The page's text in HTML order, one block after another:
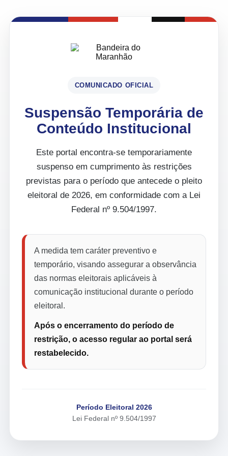
COMUNICADO OFICIAL
Suspensão Temporária de
Conteúdo Institucional
Este portal encontra-se temporariamente
suspenso em cumprimento às restrições
previstas para o período que antecede o pleito
eleitoral de 2026, em conformidade com a Lei
Federal nº 9.504/1997.
A medida tem caráter preventivo e
temporário, visando assegurar a observância
das normas eleitorais aplicáveis à
comunicação institucional durante o período
eleitoral.
Após o encerramento do período de
restrição, o acesso regular ao portal será
restabelecido.
Período Eleitoral 2026
Lei Federal nº 9.504/1997